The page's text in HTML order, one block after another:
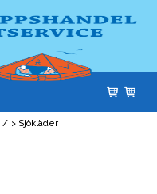
/ > Sjökläder